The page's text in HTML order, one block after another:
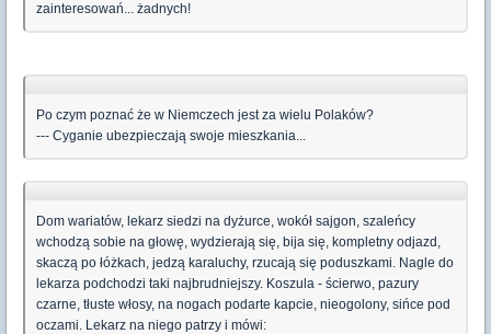
zainteresowań... żadnych!
Po czym poznać że w Niemczech jest za wielu Polaków?
--- Cyganie ubezpieczają swoje mieszkania...
Dom wariatów, lekarz siedzi na dyżurce, wokół sajgon, szaleńcy
wchodzą sobie na głowę, wydzierają się, bija się, kompletny odjazd,
skaczą po łóżkach, jedzą karaluchy, rzucają się poduszkami. Nagle do
lekarza podchodzi taki najbrudniejszy. Koszula - ścierwo, pazury
czarne, tłuste włosy, na nogach podarte kapcie, nieogolony, sińce pod
oczami. Lekarz na niego patrzy i mówi: